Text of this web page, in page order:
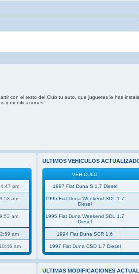
con el resto del Club tu auto, que juguetes le has
y modificaciones!
pm
am
am
am
am
ULTIMOS VEHICULOS
VEHICULO
1997 Fiat Duna S 1.7 Diesel
1995 Fiat Duna Weekend SDL 1.7
Diesel
1995 Fiat Duna Weekend SDL 1.7
Diesel
1994 Fiat Duna SCR 1.6
1997 Fiat Duna CSD 1.7 Diesel
ULTIMAS MODIFICACIONES